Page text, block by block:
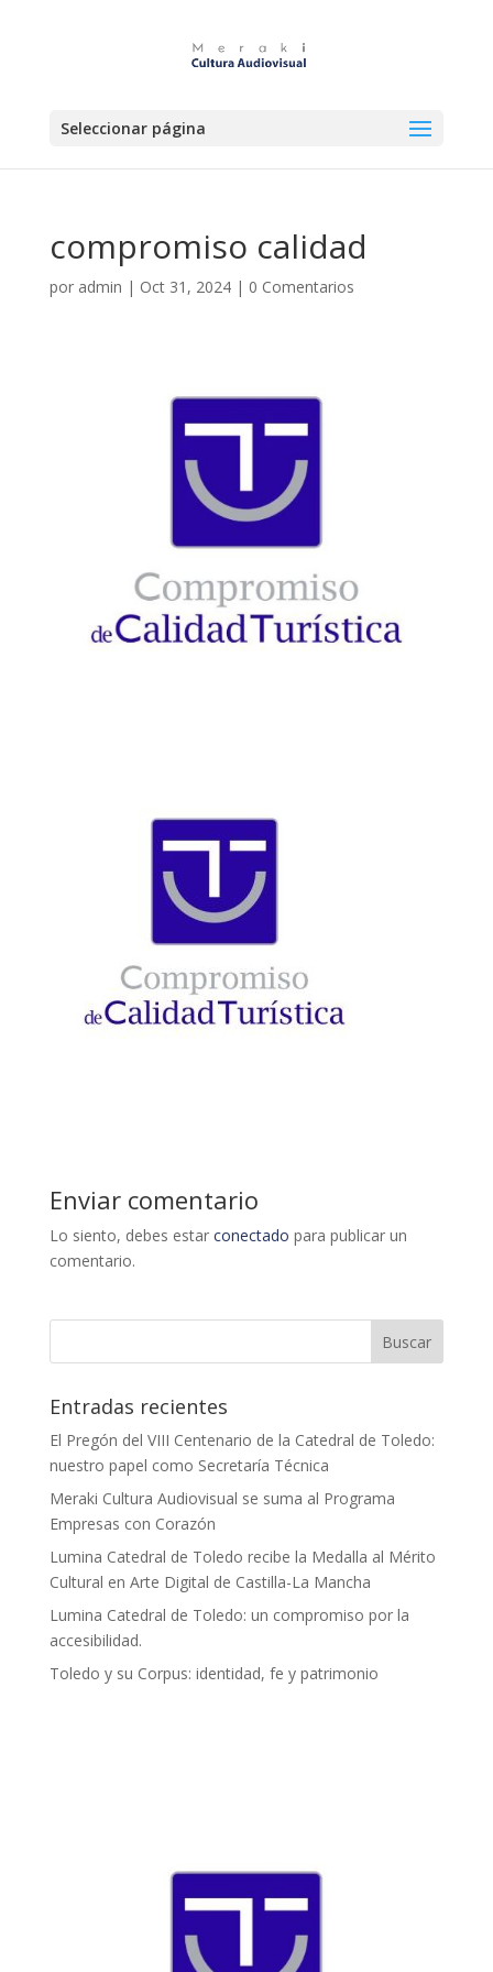
Seleccionar página
compromiso calidad
por admin | Oct 31, 2024| 0 Comentarios
Enviar comentario
Lo siento, debes estar conectado para publicar un
comentario.
Entradas recientes
El Pregón del VIII Centenario de la Catedral de Toledo:
nuestro papel como Secretaría Técnica
Meraki Cultura Audiovisual se suma al Programa
Empresas con Corazón
Lumina Catedral de Toledo recibe la Medalla al Mérito
Cultural en Arte Digital de Castilla-La Mancha
Lumina Catedral de Toledo: un compromiso por la
accesibilidad.
Toledo y su Corpus: identidad, fe y patrimonio